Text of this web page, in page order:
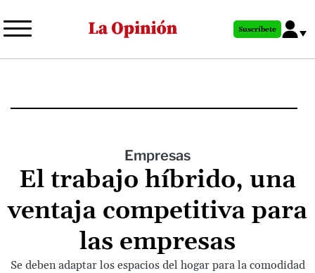
al
principal
Suscríbete
Empresas
El trabajo híbrido, una
ventaja competitiva para
las empresas
Se deben adaptar los espacios del hogar para la comodidad